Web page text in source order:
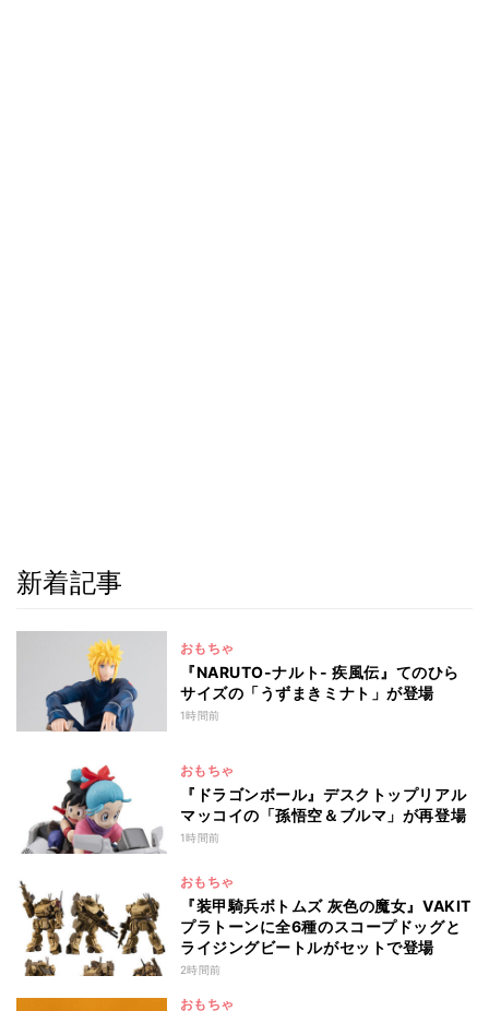
新着記事
おもちゃ
『NARUTO-ナルト- 疾風伝』てのひら
サイズの「うずまきミナト」が登場
1時間前
おもちゃ
『ドラゴンボール』デスクトップリアル
マッコイの「孫悟空＆ブルマ」が再登場
1時間前
おもちゃ
『装甲騎兵ボトムズ 灰色の魔女』VAKIT
プラトーンに全6種のスコープドッグと
ライジングビートルがセットで登場
2時間前
おもちゃ